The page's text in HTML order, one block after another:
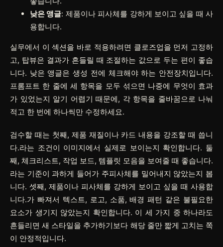
낮은 앵글: 제품이나 피사체를 강하게 보이고 싶을 때 사
용합니다.
실무에서 이 섹션을 바로 적용하려면 클로즈업을 먼저 고정하
고, 탑뷰은 결과가 흔들릴 때 조절하는 값으로 두는 편이 좋습
니다. 낮은 앵글은 생성 전에 체크해야 하는 안전장치입니다.
프롬프트 한 줄에 세 항목을 모두 섞으면 나중에 무엇이 효과
가 있었는지 알기 어렵기 때문에, 각 항목을 줄바꿈으로 나눠
적고 한 번에 하나씩만 수정하세요.
검수할 때는 첫째, 제품 재질이나 카드 내용을 강조할 때 씁니
다.라는 조건이 이미지에서 실제로 보이는지 확인합니다. 둘
째, 체크리스트, 작업 보드, 템플릿 모음을 보여줄 때 좋습니다.
라는 기준이 과하게 들어가 주피사체를 밀어내지 않았는지 봅
니다. 셋째, 제품이나 피사체를 강하게 보이고 싶을 때 사용합
니다.가 빠져서 텍스트, 로고, 소품, 배경 패턴 같은 불필요한
요소가 생기지 않았는지 확인합니다. 이 세 가지 중 하나라도
흔들리면 새 스타일을 추가하기보다 해당 줄만 짧게 고치는 쪽
이 안정적입니다.